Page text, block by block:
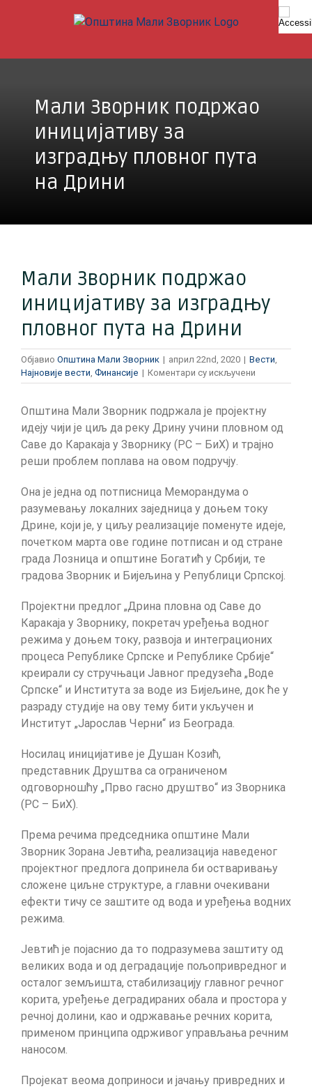
Мали Зворник подржао
иницијативу за
изградњу пловног пута
на Дрини
Мали Зворник подржао
иницијативу за изградњу
пловног пута на Дрини
Објавио Општина Мали Зворник | април 22nd, 2020 | Вести
Најновије вести Финансије | Коментари су искључени
Мали
подржао
иницијативу
за
изградњу
Дрини
Општина Мали Зворник подржала је пројектну
идеју чији је циљ да реку Дрину учини пловном од
Саве до Каракаја у Зворнику (РС – БиХ) и трајно
реши проблем поплава на овом подручју.
Она је једна од потписница Меморандума о
разумевању локалних заједница у доњем току
Дрине, који је, у циљу реализације поменуте идеје,
почетком марта ове године потписан и од стране
града Лозница и општине Богатић у Србији, те
градова Зворник и Бијељина у Републици Српској.
Пројектни предлог „Дрина пловна од Саве до
Каракаја у Зворнику, покретач уређења водног
режима у доњем току, развоја и интеграционих
процеса Републике Српске и Републике Србије“
креирали су стручњаци Јавног предузећа „Воде
Српске“ и Института за воде из Бијељине, док ће у
разраду студије на ову тему бити укључен и
Институт „Јарослав Черни“ из Београда.
Носилац иницијативе је Душан Козић,
представник Друштва са ограниченом
одговорношћу „Прво гасно друштво“ из Зворника
(РС – БиХ).
Према речима председника општине Мали
Зворник Зорана Јевтића, реализација наведеног
пројектног предлога допринела би остваривању
сложене циљне структуре, а главни очекивани
ефекти тичу се заштите од вода и уређења водних
режима.
Јевтић је појаснио да то подразумева заштиту од
великих вода и од деградације пољопривредног и
осталог земљишта, стабилизацију главног речног
корита, уређење деградираних обала и простора у
речној долини, као и одржавање речних корита,
применом принципа одрживог управљања речним
наносом.
Пројекат веома доприноси и јачању привредних и